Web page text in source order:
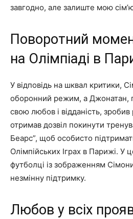
завгодно, але залиште мою
Поворотний
на Олімпіаді в
У відповідь на шквал критики,
оборонний режим, а Джонатан,
свою любов і відданість,
отримав дозвіл покинути
Беарс”, щоб особисто
Олімпійських Іграх в Парижі. У
футболці із зображенням
незмінну підтримку.
Любов у всіх